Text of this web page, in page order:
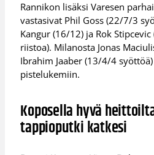
Rannikon lisäksi Varesen
vastasivat Phil Goss (22/7/3
Kangur (16/12) ja Rok
riistoa). Milanosta Jonas
Ibrahim Jaaber (13/4/4
pistelukemiin.
Koposella hyvä
tappioputki katkesi